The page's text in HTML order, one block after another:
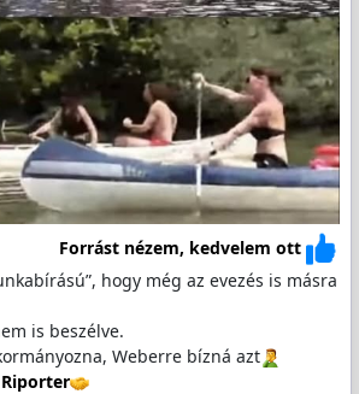
Forrást nézem, kedvelem ott
hogy még az evezés is másra
is beszélve.
Weberre bízná azt